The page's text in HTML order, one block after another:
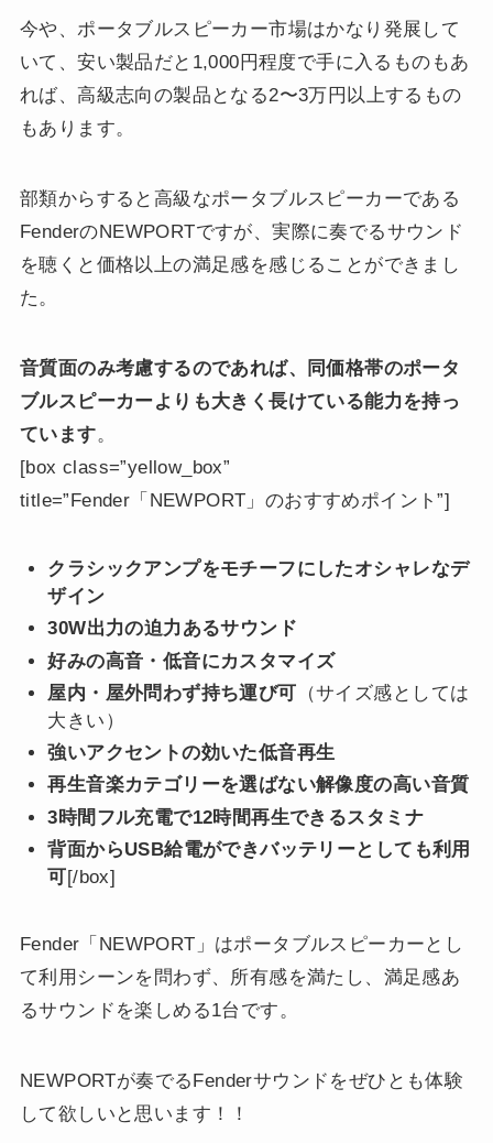
今や、ポータブルスピーカー市場はかなり発展して
いて、安い製品だと1,000円程度で手に入るものもあ
れば、高級志向の製品となる2〜3万円以上するもの
もあります。
部類からすると高級なポータブルスピーカーである
FenderのNEWPORTですが、実際に奏でるサウンド
を聴くと価格以上の満足感を感じることができまし
た。
音質面のみ考慮するのであれば、同価格帯のポータ
ブルスピーカーよりも大きく長けている能力を持っ
ています。
[box class=”yellow_box”
title=”Fender「NEWPORT」のおすすめポイント”]
クラシックアンプをモチーフにしたオシャレなデ
ザイン
30W出力の迫力あるサウンド
好みの高音・低音にカスタマイズ
屋内・屋外問わず持ち運び可 （サイズ感としては
大きい）
強いアクセントの効いた低音再生
再生音楽カテゴリーを選ばない解像度の高い音質
3時間フル充電で12時間再生できるスタミナ
背面からUSB給電ができバッテリーとしても利用
可[/box]
Fender「NEWPORT」はポータブルスピーカーとし
て利用シーンを問わず、所有感を満たし、満足感あ
るサウンドを楽しめる1台です。
NEWPORTが奏でるFenderサウンドをぜひとも体験
して欲しいと思います！！